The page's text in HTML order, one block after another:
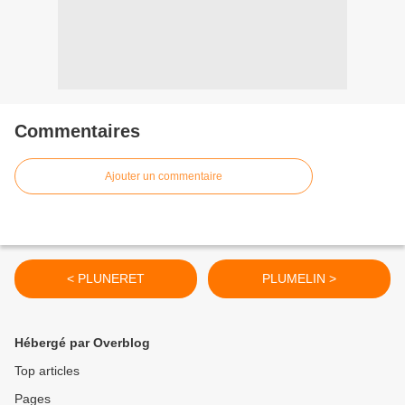
Commentaires
Ajouter un commentaire
< PLUNERET PLUMELIN >
Hébergé par Overblog
Top articles
Pages